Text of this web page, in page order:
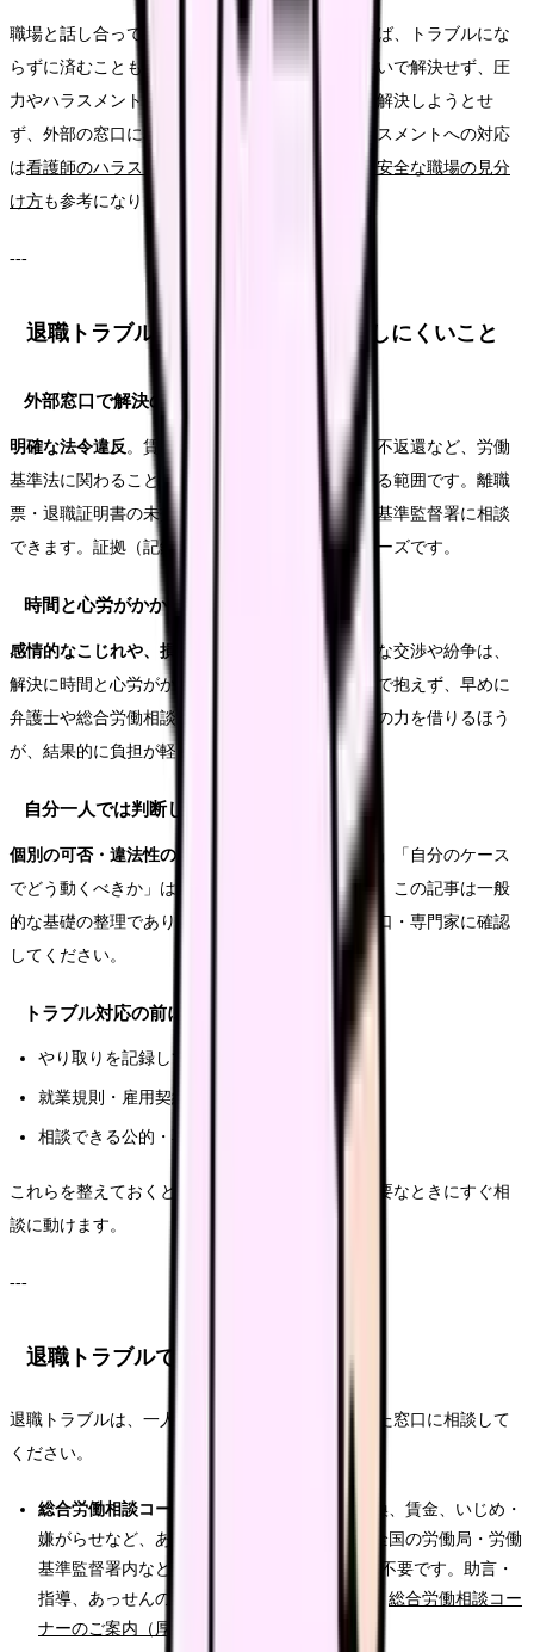
職場と話し合って退職日・引き継ぎを合意できれば、トラブルにな
らずに済むことも多いものです。一方で、話し合いで解決せず、圧
力やハラスメントが続く場合は、無理に職場内で解決しようとせ
ず、外部の窓口に相談してください。職場のハラスメントへの対応
は看護師のハラスメント・暴言から自分を守る。安全な職場の見分
け方も参考になります。
---
退職トラブルで解決しやすいこと・しにくいこと
外部窓口で解決の糸口がつかみやすいこと
明確な法令違反 。賃金未払い、有給拒否、金品の不返還など、労働
基準法に関わることは、労働基準監督署が対応する範囲です。離職
票・退職証明書の未交付も、ハローワーク・労働基準監督署に相談
できます。証拠（記録）があるほど、相談はスムーズです。
時間と心労がかかりやすいこと
感情的なこじれや、損害賠償をめぐる主張
。法的な交渉や紛争は、
解決に時間と心労がかかることがあります。一人で抱えず、早めに
弁護士や総合労働相談コーナーに相談し、専門家の力を借りるほう
が、結果的に負担が軽くなります。
自分一人では判断しにくいこと
個別の可否・違法性の判断
。「これは違反なのか」「自分のケース
でどう動くべきか」は、状況によって変わります。この記事は一般
的な基礎の整理であり、個別の判断は必ず専門窓口・専門家に確認
してください。
トラブル対応の前に確認すること
やり取りを記録しているか
就業規則・雇用契約書を確認したか
相談できる公的・専門窓口を把握しているか
これらを整えておくと、落ち着いて対応でき、必要なときにすぐ相
談に動けます。
---
退職トラブルで困ったときの相談先
退職トラブルは、一人で抱え込まず、内容に応じた窓口に相談して
ください。
総合労働相談コーナー
：解雇、退職、配置転換、賃金、いじめ・
嫌がらせなど、あらゆる労働問題の相談先。全国の労働局・労働
基準監督署内など378か所に設置、無料・予約不要です。助言・
指導、あっせんの案内も受けられます。参照： 総合労働相談コー
ナーのご案内（厚生労働省）